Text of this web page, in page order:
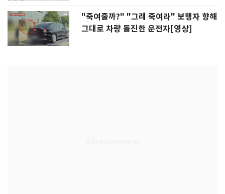
"죽여줄까?" "그래 죽여라" 보행자 향해
그대로 차량 돌진한 운전자[영상]